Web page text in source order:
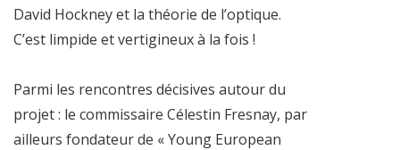
David Hockney et la théorie de l’optique.
C’est limpide et vertigineux à la fois !
Parmi les rencontres décisives autour du
projet : le commissaire Célestin Fresnay, par
ailleurs fondateur de « Young European